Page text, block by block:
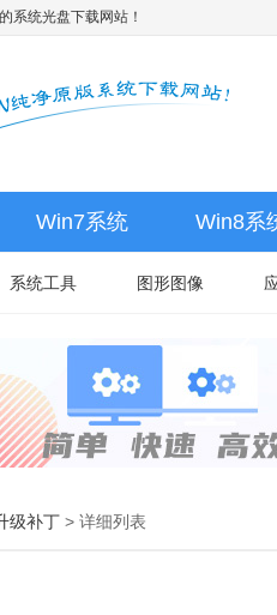
系统光盘下载网站！
Win7系统 Win8系
系统工具 图形图像
级补丁 > 详细列表